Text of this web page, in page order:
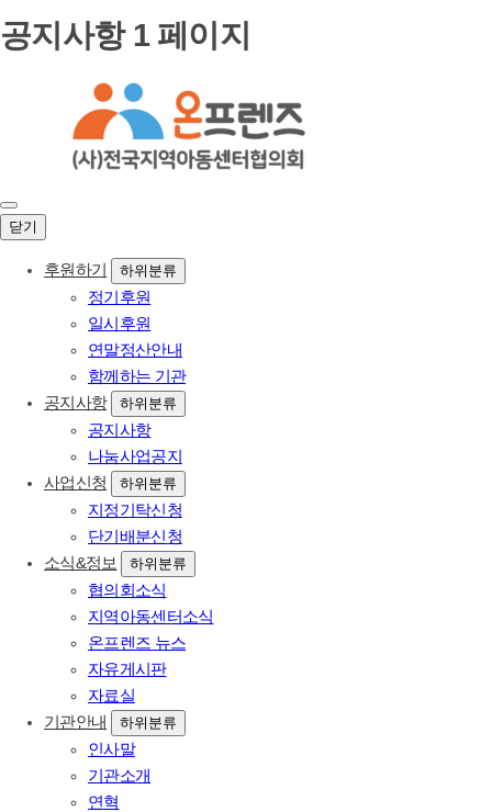
공지사항 1 페이지
닫기
후원하기 하위분류
정기후원
일시후원
연말정산안내
함께하는 기관
공지사항
하위분류
공지사항
나눔사업공지
사업신청
하위분류
지정기탁신청
단기배분신청
소식&정보
하위분류
협의회소식
지역아동센터소식
온프렌즈 뉴스
자유게시판
자료실
기관안내
하위분류
인사말
기관소개
연혁